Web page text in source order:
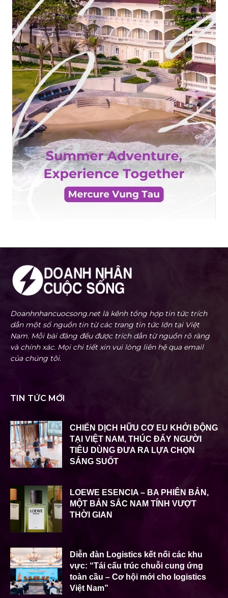
Doanhnhancuocsong.net là kênh tổng hợp tin tức trích
dẫn một số nguồn tin từ các trang tin tức lớn tại Việt
Nam. Mỗi bài đăng đều được trích dẫn từ nguồn rõ ràng
và chính xác. Mọi chi tiết xin vui lòng liên hệ qua email
của chúng tôi.
TIN TỨC MỚI
CHIẾN DỊCH HỮU CƠ EU KHỞI ĐỘNG
TẠI VIỆT NAM, THÚC ĐẨY NGƯỜI
TIÊU DÙNG ĐƯA RA LỰA CHỌN
SÁNG SUỐT
LOEWE ESENCIA – BA PHIÊN BẢN,
MỘT BẢN SẮC NAM TÍNH VƯỢT
THỜI GIAN
Diễn đàn Logistics kết nối các khu
vực: “Tái cấu trúc chuỗi cung ứng
toàn cầu – Cơ hội mới cho logistics
Việt Nam”